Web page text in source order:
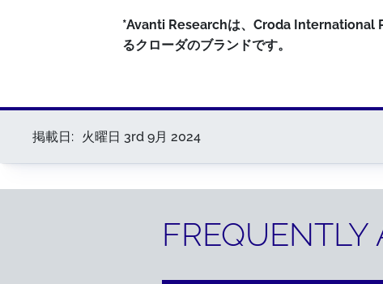
*Avanti Researchは、Croda International
るクローダのブランドです。
掲載日: 火曜日 3rd 9月 2024
FREQUENTLY